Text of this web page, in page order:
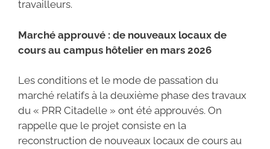
travailleurs.
Marché approuvé : de nouveaux locaux de
cours au campus hôtelier en mars 2026
Les conditions et le mode de passation du
marché relatifs à la deuxième phase des travaux
du « PRR Citadelle » ont été approuvés. On
rappelle que le projet consiste en la
reconstruction de nouveaux locaux de cours au